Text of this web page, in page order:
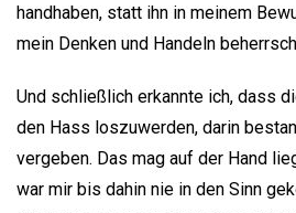
handhaben, statt ihn in meinem
mein Denken und Handeln
Und schließlich erkannte ich, dass
den Hass loszuwerden, darin
vergeben. Das mag auf der Hand
war mir bis dahin nie in den Sinn